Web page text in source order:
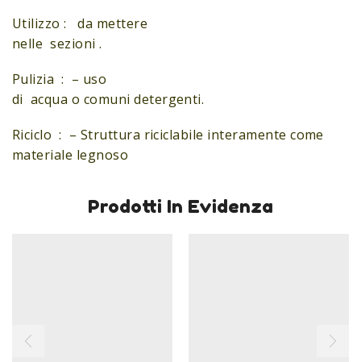
Utilizzo : da mettere
nelle sezioni .
Pulizia : – uso
di acqua o comuni detergenti.
Riciclo : – Struttura riciclabile interamente come
materiale legnoso
Prodotti In Evidenza